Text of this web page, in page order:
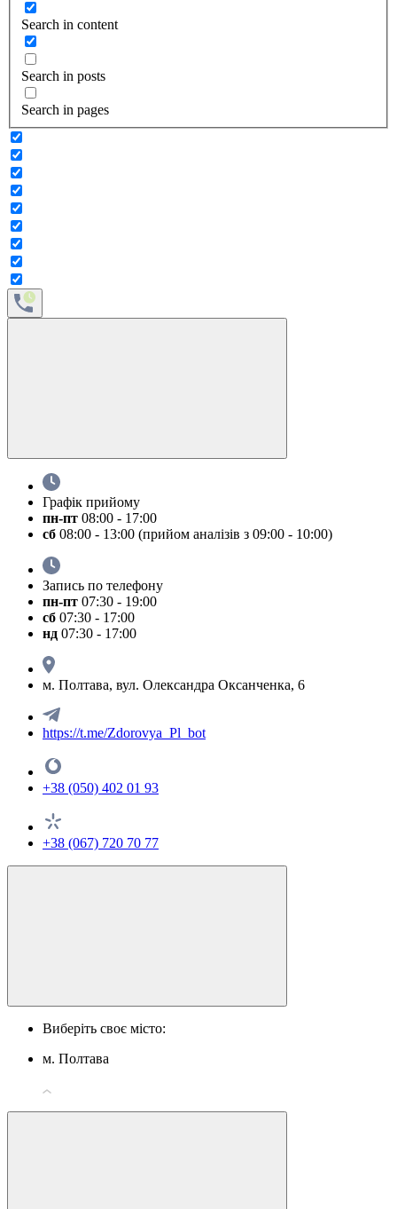
Search in content
Search in posts
Search in pages
Графік прийому
пн-пт 08:00 - 17:00
сб 08:00 - 13:00 (прийом аналізів з 09:00 - 10:00)
Запись по телефону
пн-пт 07:30 - 19:00
сб 07:30 - 17:00
нд 07:30 - 17:00
м. Полтава, вул. Олександра Оксанченка, 6
https://t.me/Zdorovya_Pl_bot
+38 (050) 402 01 93
+38 (067) 720 70 77
Виберіть своє місто:
м. Полтава